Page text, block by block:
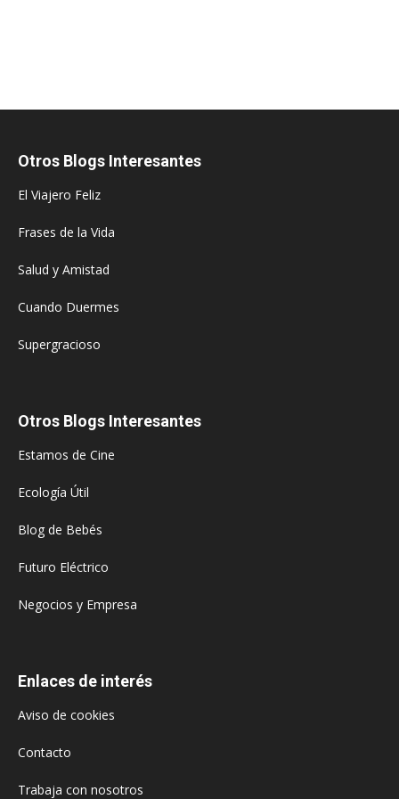
Otros Blogs Interesantes
El Viajero Feliz
Frases de la Vida
Salud y Amistad
Cuando Duermes
Supergracioso
Otros Blogs Interesantes
Estamos de Cine
Ecología Útil
Blog de Bebés
Futuro Eléctrico
Negocios y Empresa
Enlaces de interés
Aviso de cookies
Contacto
Trabaja con nosotros